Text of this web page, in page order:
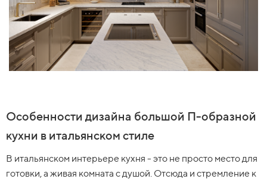
Особенности дизайна большой П-образной
кухни в итальянском стиле
В итальянском интерьере кухня - это не просто место для
готовки, а живая комната с душой. Отсюда и стремление к